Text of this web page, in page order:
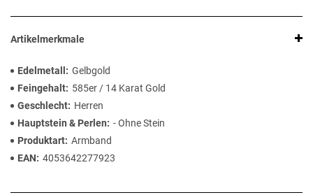
Artikelmerkmale
Edelmetall
Gelbgold
Feingehalt
585er / 14 Karat Gold
Geschlecht
Herren
Hauptstein & Perlen
- Ohne Stein
Produktart Armband
EAN
4053642277923